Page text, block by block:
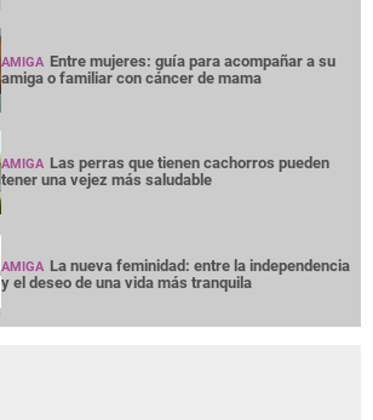
AMIGA Entre mujeres: guía para acompañar a su
amiga o familiar con cáncer de mama
AMIGA Las perras que tienen cachorros pueden
tener una vejez más saludable
AMIGA La nueva feminidad: entre la independencia
y el deseo de una vida más tranquila